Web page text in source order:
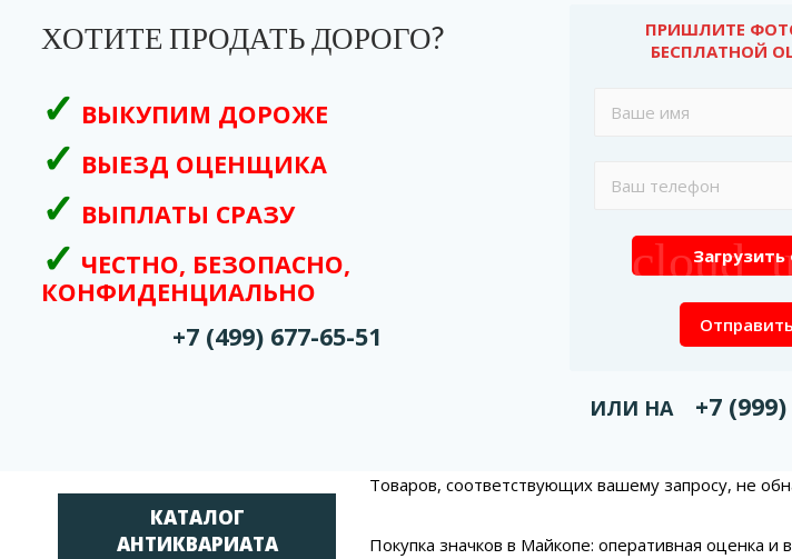
ХОТИТЕ ПРОДАТЬ ДОРОГО?
ВЫКУПИМ ДОРОЖЕ
ВЫЕЗД ОЦЕНЩИКА
ВЫПЛАТЫ СРАЗУ
ЧЕСТНО, БЕЗОПАСНО,
КОНФИДЕНЦИАЛЬНО
+7 (499) 677-65-51
ПРИШЛИТЕ
БЕСПЛАТНОЙ
Отправить
ИЛИ НА +7
Товаров, соответствующих вашему запросу, не
Покупка значков в Майкопе: оперативная оценка
КАТАЛОГ
АНТИКВАРИАТА